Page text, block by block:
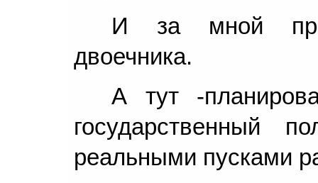
И за мной
двоечника.
А тут -
государственный
реальными пусками